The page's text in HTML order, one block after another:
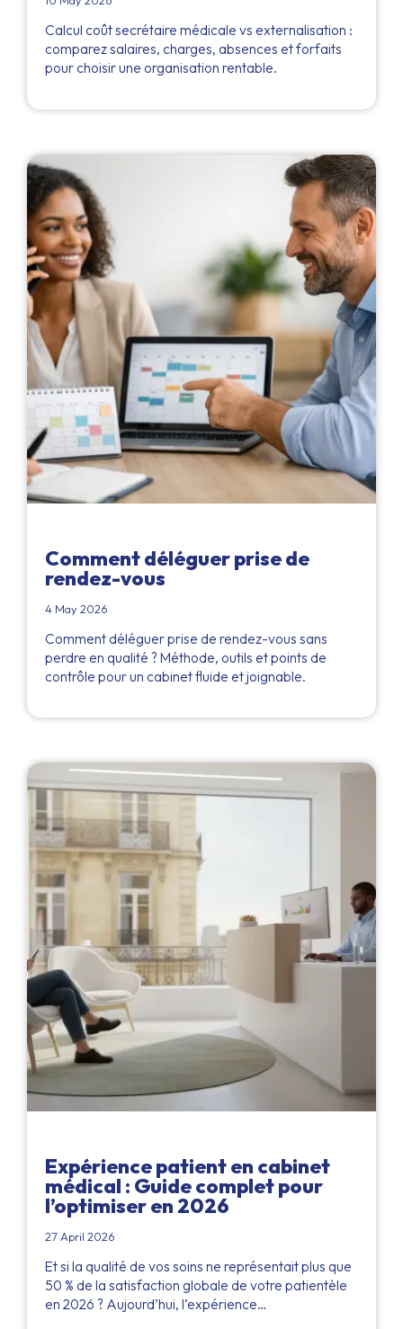
Calcul coût secrétaire médicale vs externalisation :
comparez salaires, charges, absences et forfaits
pour choisir une organisation rentable.
Comment déléguer prise de
rendez-vous
4 May 2026
Comment déléguer prise de rendez-vous sans
perdre en qualité ? Méthode, outils et points de
contrôle pour un cabinet fluide et joignable.
Expérience patient en cabinet
médical : Guide complet pour
l’optimiser en 2026
27 April 2026
Et si la qualité de vos soins ne représentait plus que
50 % de la satisfaction globale de votre patientèle
en 2026 ? Aujourd’hui, l’expérience…